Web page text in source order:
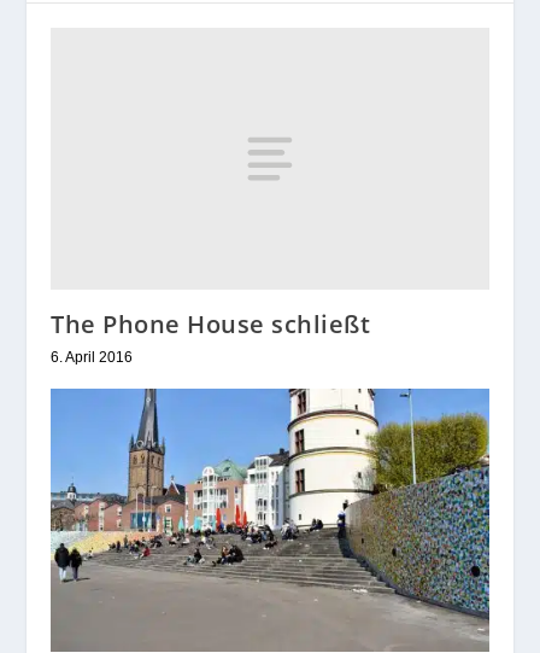
The Phone House schließt
6. April 2016